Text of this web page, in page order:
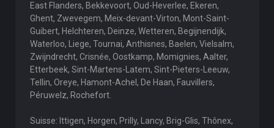
East Flanders, Bekkevoort, Oud-Heverlee, Ekeren,
Ghent, Zwevegem, Meix-devant-Virton, Mont-Saint-
Guibert, Helchteren, Deinze, Wetteren, Begijnendijk,
Waterloo, Liege, Tournai, Anthisnes, Baelen, Vielsalm,
Zwijndrecht, Crisnée, Oostkamp, Momignies, Aalter,
Etterbeek, Sint-Martens-Latem, Sint-Pieters-Leeuw,
Tellin, Oreye, Hamont-Achel, De Haan, Fauvillers,
Péruwelz, Rochefort.
Suisse: Ittigen, Horgen, Prilly, Lancy, Brig-Glis, Thônex,